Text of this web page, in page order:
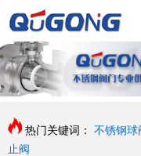
热门关键词： 不锈钢球
止阀